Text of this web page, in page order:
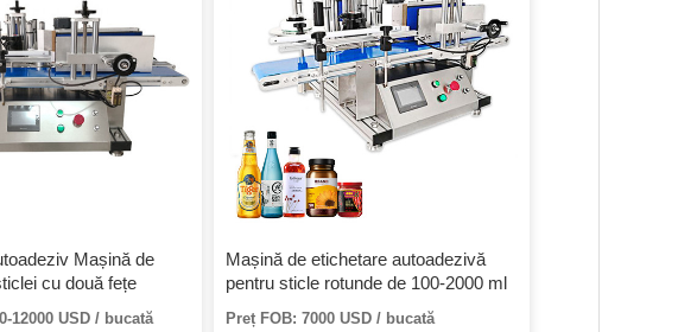
Mașină de
cu două fețe
12000 USD / bucată
Mașină de etichetare autoadezivă
pentru sticle rotunde de 100-2000 ml
Preț FOB: 7000 USD / bucată